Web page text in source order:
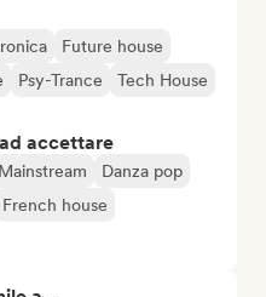
Future house
Psy-Trance
Tech House
accettare
Danza pop
French house